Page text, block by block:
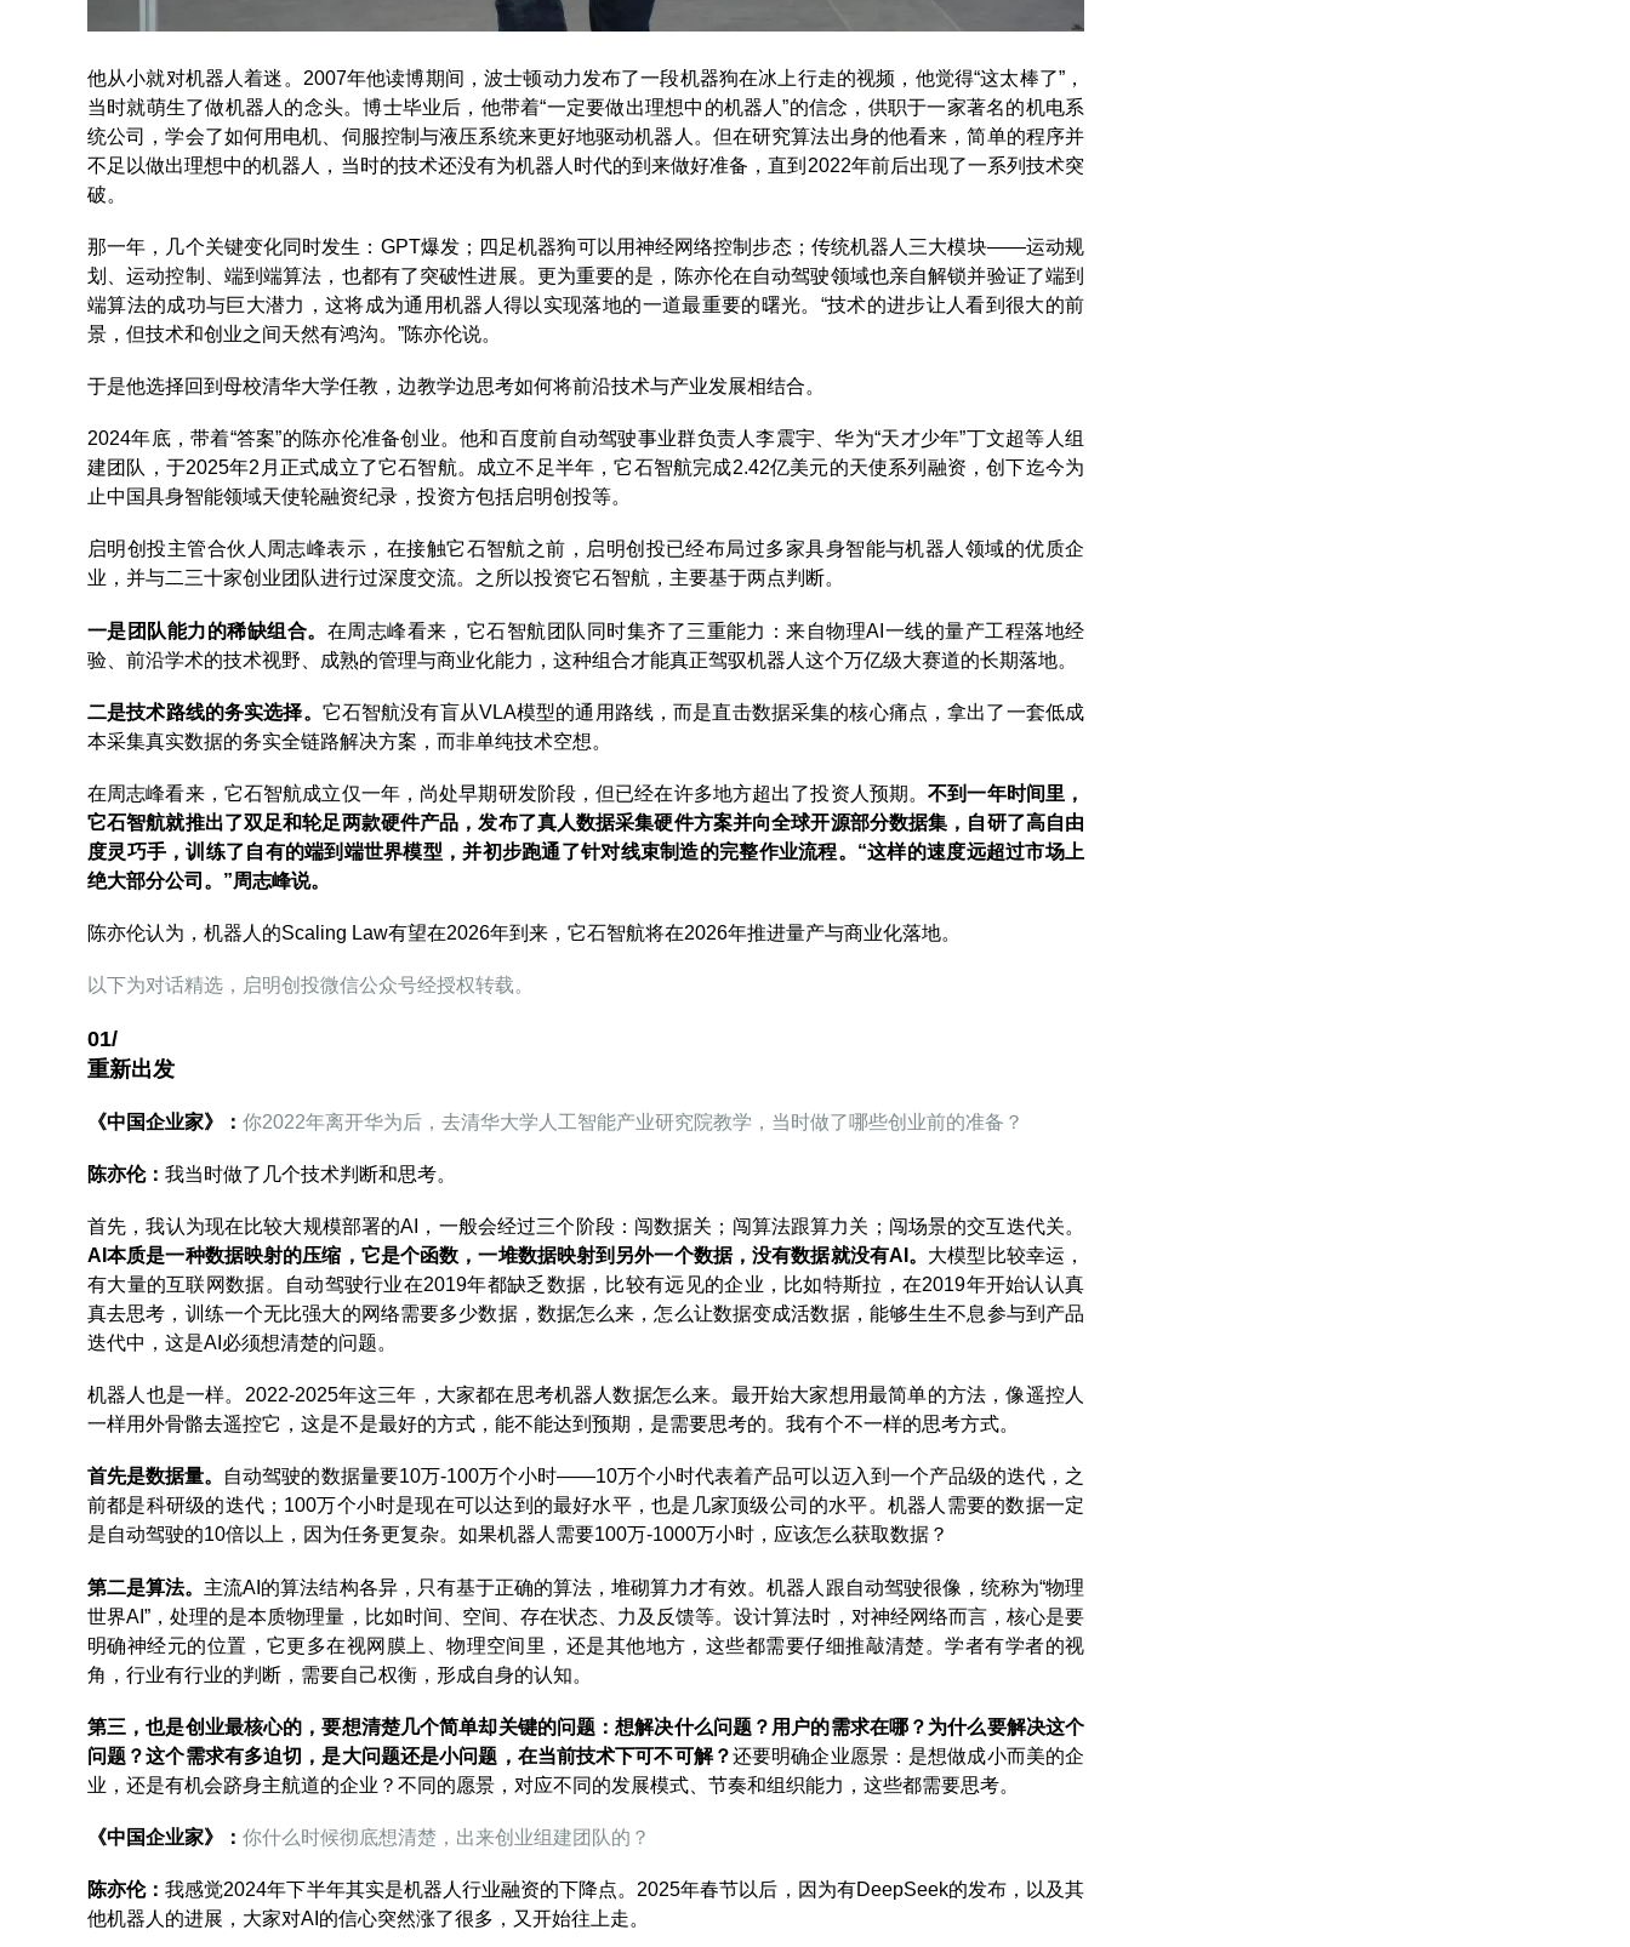
他从小就对机器人着迷。2007年他读博期间，波士顿动力发布了一段机器狗在冰上行走的视频，他觉得“这太棒了”，
当时就萌生了做机器人的念头。博士毕业后，他带着“一定要做出理想中的机器人”的信念，供职于一家著名的机电系
统公司，学会了如何用电机、伺服控制与液压系统来更好地驱动机器人。但在研究算法出身的他看来，简单的程序并
不足以做出理想中的机器人，当时的技术还没有为机器人时代的到来做好准备，直到2022年前后出现了一系列技术突
破。
那一年，几个关键变化同时发生：GPT爆发；四足机器狗可以用神经网络控制步态；传统机器人三大模块——运动规
划、运动控制、端到端算法，也都有了突破性进展。更为重要的是，陈亦伦在自动驾驶领域也亲自解锁并验证了端到
端算法的成功与巨大潜力，这将成为通用机器人得以实现落地的一道最重要的曙光。“技术的进步让人看到很大的前
景，但技术和创业之间天然有鸿沟。”陈亦伦说。
于是他选择回到母校清华大学任教，边教学边思考如何将前沿技术与产业发展相结合。
2024年底，带着“答案”的陈亦伦准备创业。他和百度前自动驾驶事业群负责人李震宇、华为“天才少年”丁文超等人组
建团队，于2025年2月正式成立了它石智航。成立不足半年，它石智航完成2.42亿美元的天使系列融资，创下迄今为
止中国具身智能领域天使轮融资纪录，投资方包括启明创投等。
启明创投主管合伙人周志峰表示，在接触它石智航之前，启明创投已经布局过多家具身智能与机器人领域的优质企
业，并与二三十家创业团队进行过深度交流。之所以投资它石智航，主要基于两点判断。
一是团队能力的稀缺组合。 在周志峰看来，它石智航团队同时集齐了三重能力：来自物理AI一线的量产工程落地经
验、前沿学术的技术视野、成熟的管理与商业化能力，这种组合才能真正驾驭机器人这个万亿级大赛道的长期落地。
二是技术路线的务实选择。 它石智航没有盲从VLA模型的通用路线，而是直击数据采集的核心痛点，拿出了一套低成
本采集真实数据的务实全链路解决方案，而非单纯技术空想。
在周志峰看来，它石智航成立仅一年，尚处早期研发阶段，但已经在许多地方超出了投资人预期。不到一年时间里，
它石智航就推出了双足和轮足两款硬件产品，发布了真人数据采集硬件方案并向全球开源部分数据集，自研了高自由
度灵巧手，训练了自有的端到端世界模型，并初步跑通了针对线束制造的完整作业流程。“这样的速度远超过市场上
绝大部分公司。”周志峰说。
陈亦伦认为，机器人的Scaling Law有望在2026年到来，它石智航将在2026年推进量产与商业化落地。
以下为对话精选，启明创投微信公众号经授权转载。
01/
重新出发
《中国企业家》： 你2022年离开华为后，去清华大学人工智能产业研究院教学，当时做了哪些创业前的准备？
陈亦伦‌： 我当时做了几个技术判断和思考。
首先，我认为现在比较大规模部署的AI，一般会经过三个阶段：闯数据关；闯算法跟算力关；闯场景的交互迭代关。
AI本质是一种数据映射的压缩，它是个函数，一堆数据映射到另外一个数据，没有数据就没有AI。 大模型比较幸运，
有大量的互联网数据。自动驾驶行业在2019年都缺乏数据，比较有远见的企业，比如特斯拉，在2019年开始认认真
真去思考，训练一个无比强大的网络需要多少数据，数据怎么来，怎么让数据变成活数据，能够生生不息参与到产品
迭代中，这是AI必须想清楚的问题。
机器人也是一样。2022-2025年这三年，大家都在思考机器人数据怎么来。最开始大家想用最简单的方法，像遥控人
一样用外骨骼去遥控它，这是不是最好的方式，能不能达到预期，是需要思考的。我有个不一样的思考方式。
首先是数据量。 自动驾驶的数据量要10万-100万个小时——10万个小时代表着产品可以迈入到一个产品级的迭代，之
前都是科研级的迭代；100万个小时是现在可以达到的最好水平，也是几家顶级公司的水平。机器人需要的数据一定
是自动驾驶的10倍以上，因为任务更复杂。如果机器人需要100万-1000万小时，应该怎么获取数据？
第二是算法。 主流AI的算法结构各异，只有基于正确的算法，堆砌算力才有效。机器人跟自动驾驶很像，统称为“物理
世界AI”，处理的是本质物理量，比如时间、空间、存在状态、力及反馈等。设计算法时，对神经网络而言，核心是要
明确神经元的位置，它更多在视网膜上、物理空间里，还是其他地方，这些都需要仔细推敲清楚。学者有学者的视
角，行业有行业的判断，需要自己权衡，形成自身的认知。
第三，也是创业最核心的，要想清楚几个简单却关键的问题：想解决什么问题？用户的需求在哪？为什么要解决这个
问题？这个需求有多迫切，是大问题还是小问题，在当前技术下可不可解？还要明确企业愿景：是想做成小而美的企
业，还是有机会跻身主航道的企业？不同的愿景，对应不同的发展模式、节奏和组织能力，这些都需要思考。
《中国企业家》： 你什么时候彻底想清楚，出来创业组建团队的？
陈亦伦‌：我感觉2024年下半年其实是机器人行业融资的下降点。2025年春节以后，因为有DeepSeek的发布，以及其
他机器人的进展，大家对AI的信心突然涨了很多，又开始往上走。